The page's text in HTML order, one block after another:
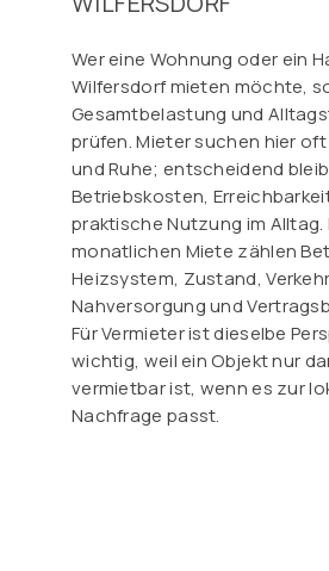
Wer eine Wohnung oder ein
Wilfersdorf mieten möchte,
Gesamtbelastung und
prüfen. Mieter suchen hier
und Ruhe; entscheidend
Betriebskosten,
praktische Nutzung im Alltag.
monatlichen Miete zählen
Heizsystem, Zustand,
Nahversorgung und
Für Vermieter ist dieselbe
wichtig, weil ein Objekt nur
vermietbar ist, wenn es zur
Nachfrage passt.